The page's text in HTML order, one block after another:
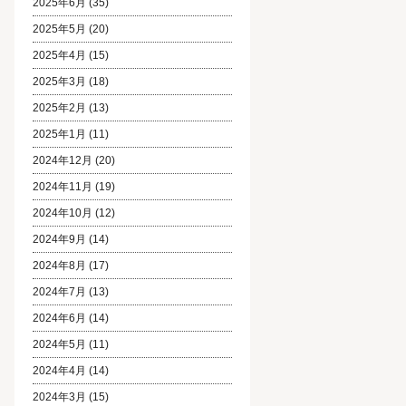
2025年6月 (35)
2025年5月 (20)
2025年4月 (15)
2025年3月 (18)
2025年2月 (13)
2025年1月 (11)
2024年12月 (20)
2024年11月 (19)
2024年10月 (12)
2024年9月 (14)
2024年8月 (17)
2024年7月 (13)
2024年6月 (14)
2024年5月 (11)
2024年4月 (14)
2024年3月 (15)